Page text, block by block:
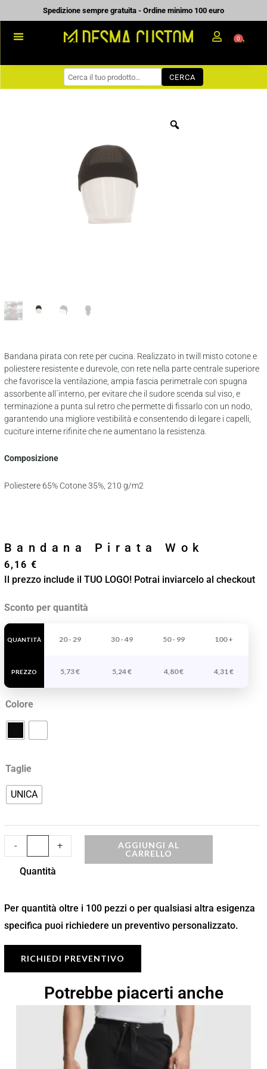
al
contenuto
Spedizione sempre gratuita - Ordine minimo 100 euro
WORKWEAR
0
CERCA
Bandana pirata con rete per cucina. Realizzato in twill misto cotone e
poliestere resistente e durevole, con rete nella parte centrale superiore
che favorisce la ventilazione, ampia fascia perimetrale con spugna
assorbente all´interno, per evitare che il sudore scenda sul viso, e
terminazione a punta sul retro che permette di fissarlo con un nodo,
garantendo una migliore vestibilità e consentendo di legare i capelli,
cuciture interne rifinite che ne aumentano la resistenza.
Composizione
Poliestere 65% Cotone 35%, 210 g/m2
Bandana Pirata Wok
6,16 €
Il prezzo include il TUO LOGO! Potrai inviarcelo al checkout
Sconto per quantità
QUANTITÀ
PREZZO
20 - 29 30 - 49 50 - 99 100 +
5,73€ 5,24€ 4,80€ 4,31€
Colore
Taglie
UNICA
-
Bandana
Pirata
Wok
+
AGGIUNGI AL
CARRELLO
Quantità
Per quantità oltre i 100 pezzi o per qualsiasi altra esigenza
specifica puoi richiedere un preventivo personalizzato.
RICHIEDI PREVENTIVO
Potrebbe piacerti anche
di
prezzo:
da
10,15 €